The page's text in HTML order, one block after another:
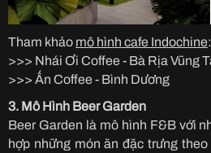
Tham khảo mô hình cafe Indochine:
>>> Nhái Ơi Coffee - Bà Rịa Vũng
>>> Ấn Coffee - Bình Dương
3. Mô Hình Beer Garden
Beer Garden là mô hình F&B với
hợp những món ăn đặc trưng